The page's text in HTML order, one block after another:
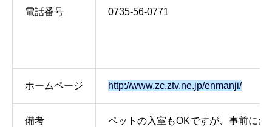
電話番号 0735-56-0771
ホームページ http://www.zc.ztv.ne.jp/enmanji/
備考 ペットの入室もOKですが、事前に